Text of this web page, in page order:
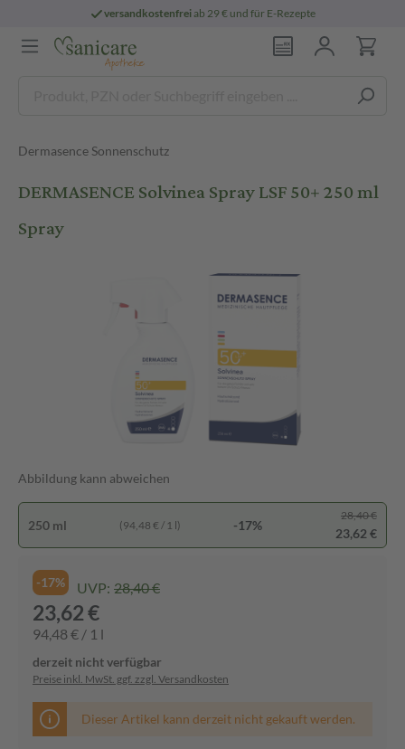
versandkostenfreiab 29 € und für E-Rezepte
Dermasence Sonnenschutz
DERMASENCE Solvinea Spray LSF 50+ 250 ml
Spray
Abbildung kann abweichen
250 ml (94,48 € / 1 l) -17%
28,40 €
23,62 €
-17% UVP: 28,40 €
23,62 €
94,48 € / 1 l
derzeit nicht verfügbar
Preise inkl. MwSt. ggf. zzgl. Versandkosten
Dieser Artikel kann derzeit nicht gekauft werden.